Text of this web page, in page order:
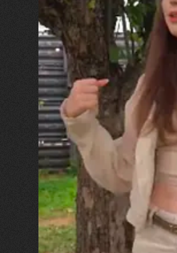
30.07.2026
Калина, Дарина та
"Хвиля була,
прозора і
встигла